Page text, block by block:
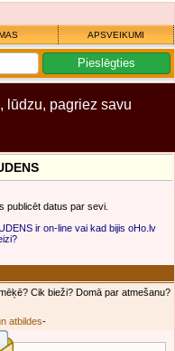
APSVEIKUMI
lūdzu, pagriez savu
publicēt datus par sevi.
ir on-line vai kad bijis oHo.lv
Cik bieži? Domā par atmešanu?
atbildes-